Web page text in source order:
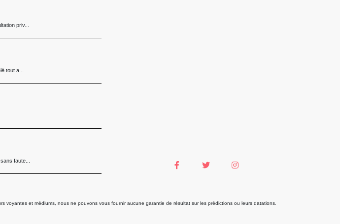
priv...
tout a...
faute...
et médiums, nous ne pouvons vous fournir aucune garantie de résultat sur les prédictions ou leurs datations.